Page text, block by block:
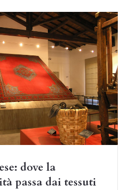
dove la
passa dai tessuti